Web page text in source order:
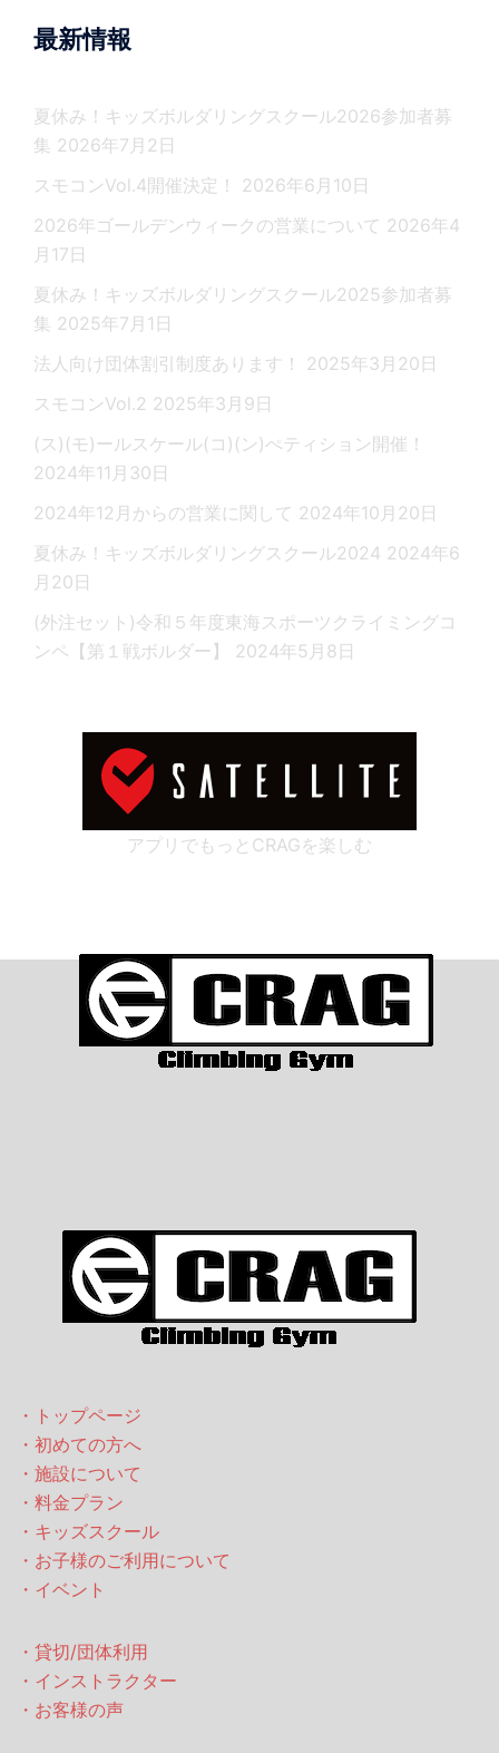
最新情報
夏休み！キッズボルダリングスクール2026参加者募
集 2026年7月2日
スモコンVol.4開催決定！
2026年6月10日
2026年ゴールデンウィークの営業について 2026年4
月17日
夏休み！キッズボルダリングスクール2025参加者募
集 2025年7月1日
法人向け団体割引制度あります！
2025年3月20日
スモコンVol.2 2025年3月9日
(ス)(モ)ールスケール(コ)(ン)ぺティション開催！
2024年11月30日
2024年12月からの営業に関して 2024年10月20日
夏休み！キッズボルダリングスクール2024 2024年6
月20日
(外注セット)令和５年度東海スポーツクライミングコ
ンペ【第１戦ボルダー】
2024年5月8日
アプリでもっとCRAGを楽しむ
・トップページ
・初めての方へ
・施設について
・料金プラン
・キッズスクール
・お子様のご利用について
・イベント
・貸切/団体利用
・インストラクター
・お客様の声